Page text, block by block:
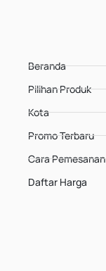
Beranda
Pilihan Produk
Kota
Promo Terbaru
Cara Pemesanan
Daftar Harga